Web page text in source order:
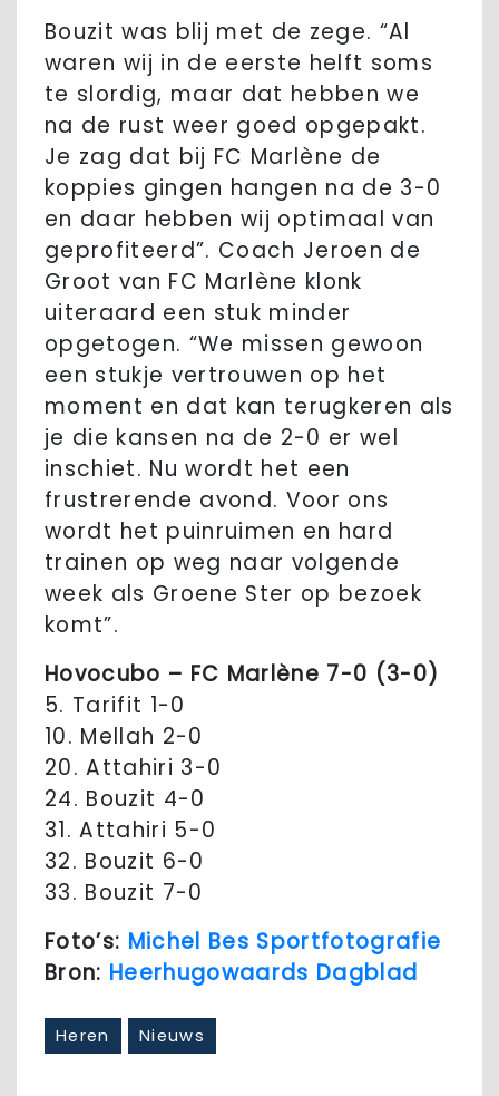
Bouzit was blij met de zege. “Al
waren wij in de eerste helft soms
te slordig, maar dat hebben we
na de rust weer goed opgepakt.
Je zag dat bij FC Marlène de
koppies gingen hangen na de 3-0
en daar hebben wij optimaal van
geprofiteerd”. Coach Jeroen de
Groot van FC Marlène klonk
uiteraard een stuk minder
opgetogen. “We missen gewoon
een stukje vertrouwen op het
moment en dat kan terugkeren als
je die kansen na de 2-0 er wel
inschiet. Nu wordt het een
frustrerende avond. Voor ons
wordt het puinruimen en hard
trainen op weg naar volgende
week als Groene Ster op bezoek
komt”.
Hovocubo – FC Marlène 7-0 (3-0)
5. Tarifit 1-0
10. Mellah 2-0
20. Attahiri 3-0
24. Bouzit 4-0
31. Attahiri 5-0
32. Bouzit 6-0
33. Bouzit 7-0
Foto’s: Michel Bes Sportfotografie
Bron: Heerhugowaards Dagblad
Heren Nieuws